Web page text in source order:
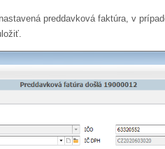
preddavková faktúra, v